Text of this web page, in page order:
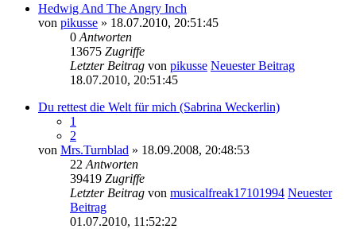
Hedwig And The Angry Inch
von pikusse » 18.07.2010, 20:51:45
0 Antworten
13675 Zugriffe
Letzter Beitrag von pikusse Neuester Beitrag
18.07.2010, 20:51:45
Du rettest die Welt für mich (Sabrina Weckerlin)
1
2
von Mrs.Turnblad » 18.09.2008, 20:48:53
22 Antworten
39419 Zugriffe
Letzter Beitrag von musicalfreak17101994 Neuester
Beitrag
01.07.2010, 11:52:22